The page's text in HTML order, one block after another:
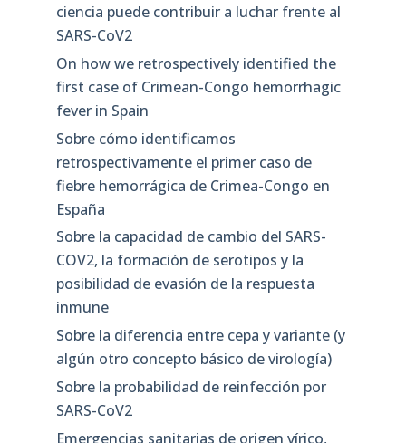
ciencia puede contribuir a luchar frente al
SARS-CoV2
On how we retrospectively identified the
first case of Crimean-Congo hemorrhagic
fever in Spain
Sobre cómo identificamos
retrospectivamente el primer caso de
fiebre hemorrágica de Crimea-Congo en
España
Sobre la capacidad de cambio del SARS-
COV2, la formación de serotipos y la
posibilidad de evasión de la respuesta
inmune
Sobre la diferencia entre cepa y variante (y
algún otro concepto básico de virología)
Sobre la probabilidad de reinfección por
SARS-CoV2
Emergencias sanitarias de origen vírico,